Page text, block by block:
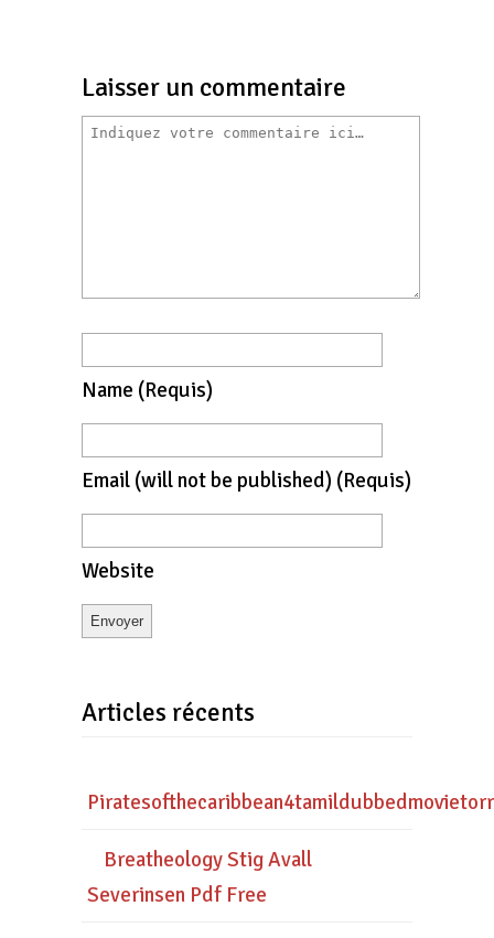
Laisser un commentaire
Name (requis)
Email (will not be published) (requis)
Website
Articles récents
Breatheology Stig Avall
Severinsen Pdf Free